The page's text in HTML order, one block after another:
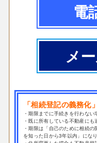
電
メ
「相続登記の義務化
・期限までに手続きを行わな
・既に所有している不動産にも
・期限は「自己のために相続
を知った日から3年以内」になり